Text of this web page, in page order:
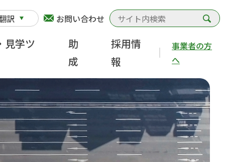
訳 お問い合わせ
見学ツ
助
成
採用情
報
事業者の方
へ